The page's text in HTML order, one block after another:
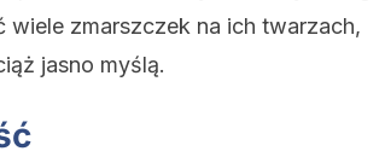
zmarszczek na ich twarzach,
jasno myślą.